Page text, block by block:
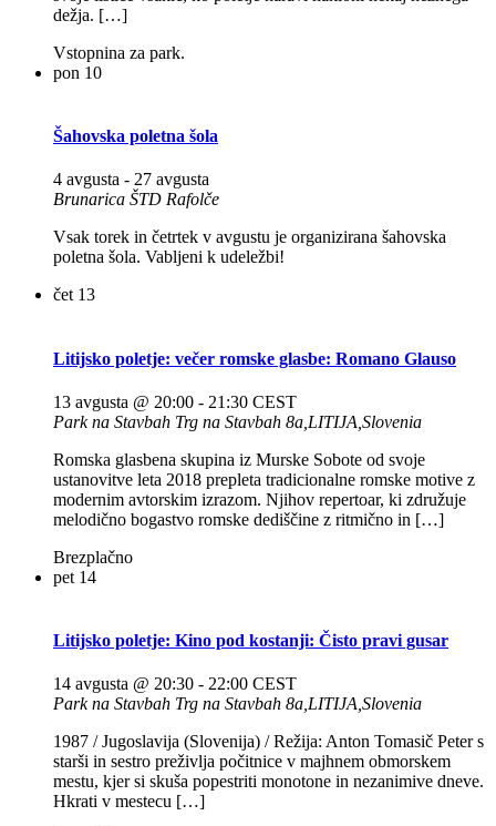
dežja. […]
Vstopnina za park.
pon 10
Šahovska poletna šola
4 avgusta - 27 avgusta
Brunarica ŠTD Rafolče
Vsak torek in četrtek v avgustu je organizirana šahovska
poletna šola. Vabljeni k udeležbi!
čet 13
Litijsko poletje: večer romske glasbe: Romano Glauso
13 avgusta @ 20:00 - 21:30 CEST
Park na Stavbah Trg na Stavbah 8a,LITIJA,Slovenia
Romska glasbena skupina iz Murske Sobote od svoje
ustanovitve leta 2018 prepleta tradicionalne romske motive z
modernim avtorskim izrazom. Njihov repertoar, ki združuje
melodično bogastvo romske dediščine z ritmično in […]
Brezplačno
pet 14
Litijsko poletje: Kino pod kostanji: Čisto pravi gusar
14 avgusta @ 20:30 - 22:00 CEST
Park na Stavbah Trg na Stavbah 8a,LITIJA,Slovenia
1987 / Jugoslavija (Slovenija) / Režija: Anton Tomasič Peter s
starši in sestro preživlja počitnice v majhnem obmorskem
mestu, kjer si skuša popestriti monotone in nezanimive dneve.
Hkrati v mestecu […]